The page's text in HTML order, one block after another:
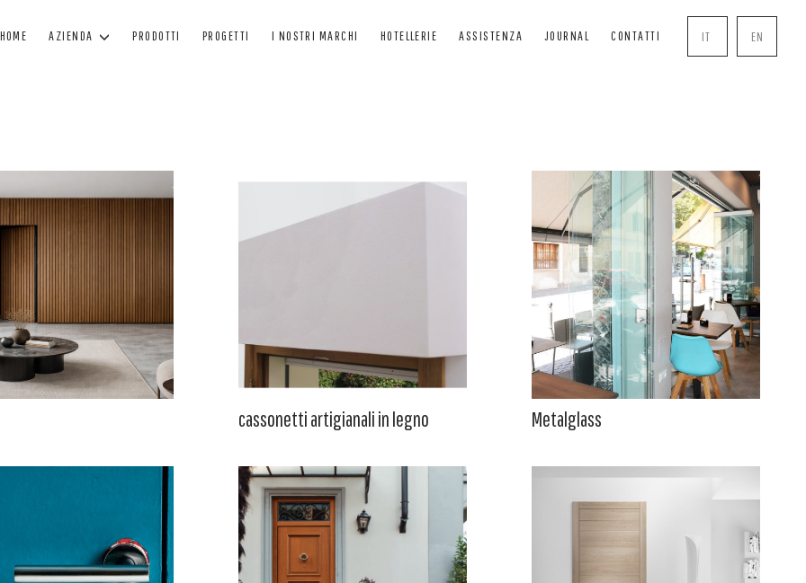
HOME AZIENDA PRODOTTI
FINESTRE IN LEGNO - ALLUMINIO
PORTE PER INTERNO
PORTE IN CRISTALLO
AVVOLGIBILI
PERGOLE
CHIUSURE TRASPARENTI
ZANZARIERE
SERRATURE
PROGETTI I NOSTRI MARCHI HOTELLERIE ASSISTENZA JOURNAL CONTATTI IT EN
cassonetti artigianali in legno Metalglass